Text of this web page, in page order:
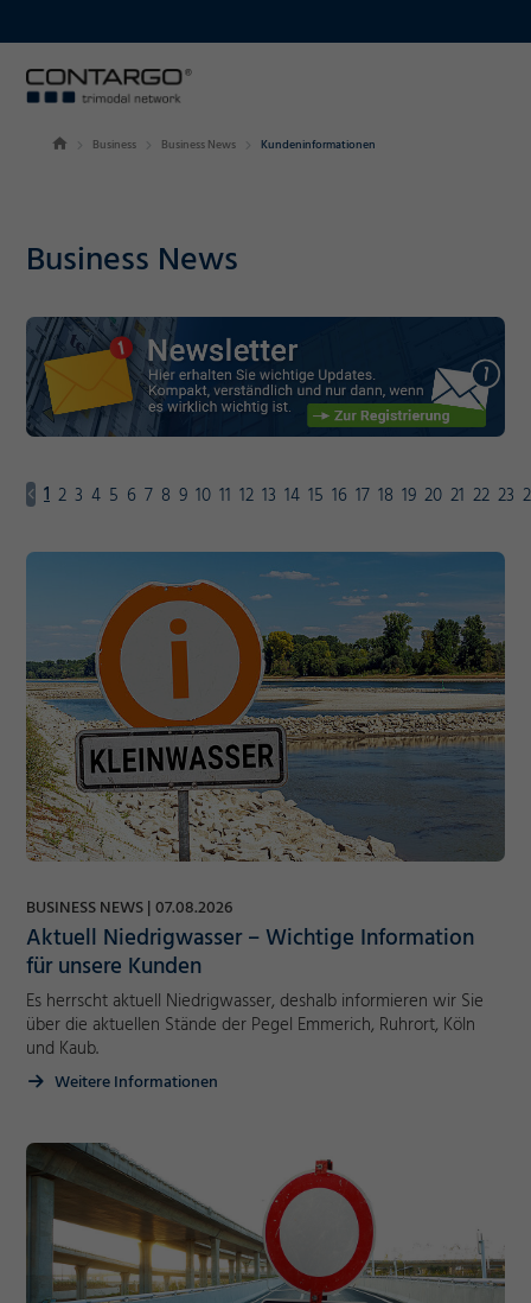
Business Business News Kundeninformationen
Business News
1 2 3 4 5 6 7 8 9 10 11 12 13 14 15 16 17 18 19 20 21 22 23
BUSINESS NEWS 07.08.2026
Aktuell Niedrigwasser – Wichtige Information
für unsere Kunden
Es herrscht aktuell Niedrigwasser, deshalb informieren wir Sie
über die aktuellen Stände der Pegel Emmerich, Ruhrort, Köln
und Kaub.
Weitere Informationen